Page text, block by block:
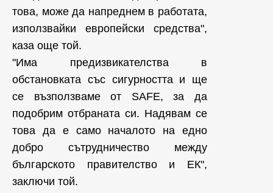
това, може да напреднем в работата,
използвайки европейски средства",
каза още той.
"Има предизвикателства в
обстановката със сигурността и ще
се възползваме от SAFE, за да
подобрим отбраната си. Надявам се
това да е само началото на едно
добро сътрудничество между
българското правителство и ЕК",
заключи той.